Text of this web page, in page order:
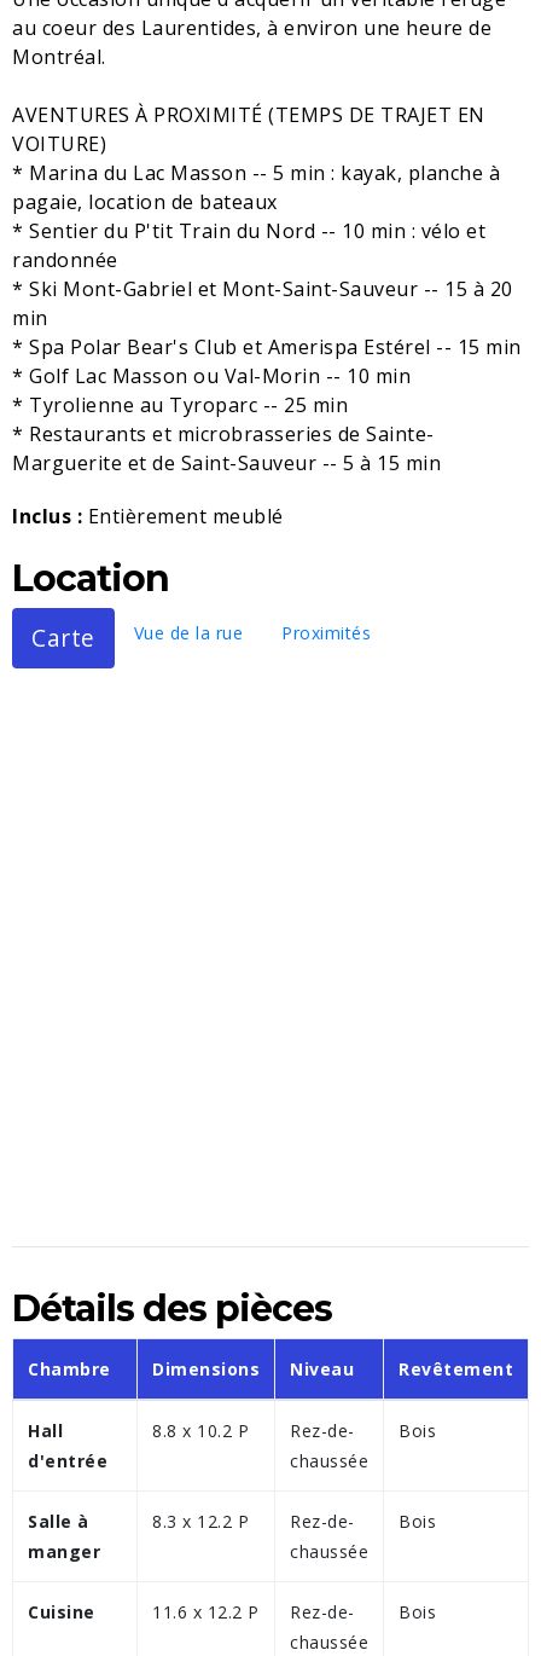
au coeur des Laurentides, à environ une heure de
Montréal.
AVENTURES À PROXIMITÉ (TEMPS DE TRAJET EN
VOITURE)
* Marina du Lac Masson -- 5 min : kayak, planche à
pagaie, location de bateaux
* Sentier du P'tit Train du Nord -- 10 min : vélo et
randonnée
* Ski Mont-Gabriel et Mont-Saint-Sauveur -- 15 à 20
min
* Spa Polar Bear's Club et Amerispa Estérel -- 15 min
* Golf Lac Masson ou Val-Morin -- 10 min
* Tyrolienne au Tyroparc -- 25 min
* Restaurants et microbrasseries de Sainte-
Marguerite et de Saint-Sauveur -- 5 à 15 min
Inclus : Entièrement meublé
Location
Carte Vue de la rue Proximités
Détails des pièces
Chambre Dimensions Niveau Revêtement
Hall
d'entrée
8.8 x 10.2 P
Rez-de-
chaussée
Bois
Salle à
manger
8.3 x 12.2 P
Rez-de-
chaussée
Bois
Cuisine 11.6 x 12.2 P
Rez-de-
chaussée
Bois